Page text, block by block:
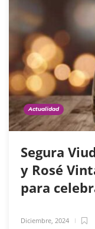
Actualidad
Segura
y Rosé
para
Diciembre, 2024